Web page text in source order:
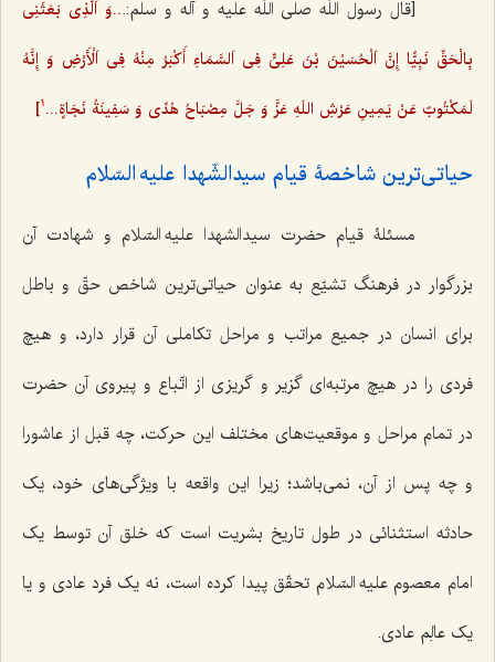
[قال رسول اللَه صلی اللَه علیه و آله و سلم:...وَ اَلَّذِی بَعَثَنِی
بِالْحَقِّ نَبِیًّا إِنَّ اَلْحُسَیْنَ بْنَ عَلِیٍّ فِی اَلسَّمَاءِ أَکْبَرُ مِنْهُ فِی اَلْأَرْضِ وَ إِنَّهُ
لَمَکْتُوبٌ عَنْ یَمِینِ عَرْشِ اللَهِ عَزَّ وَ جَلَّ مِصْبَاحُ هُدًی وَ سَفِینَةُ نَجَاةٍ... 1
]
حیاتی‌ترین شاخصۀ قیام سیدالشّهدا علیه السّلام
مسئلۀ قیام حضرت سیدالشهدا علیه السّلام و شهادت آن
بزرگوار در فرهنگ تشیّع به عنوان حیاتی‌ترین شاخص حقّ و باطل
برای انسان در جمیع مراتب و مراحل تکاملی آن قرار دارد، و هیچ
فردی را در هیچ مرتبه‌ای گزیر و گریزی از اتّباع و پیروی آن حضرت
در تمام مراحل و موقعیت‌های مختلف این حرکت، چه قبل از عاشورا
و چه پس از آن، نمی‌باشد؛ زیرا این واقعه با ویژگی‌های خود، یک
حادثه استثنائی در طول تاریخ بشریت است که خلق آن توسط یک
امام معصوم علیه السّلام تحقّق پیدا کرده است، نه یک فرد عادی و یا
یک عالِم عادی.